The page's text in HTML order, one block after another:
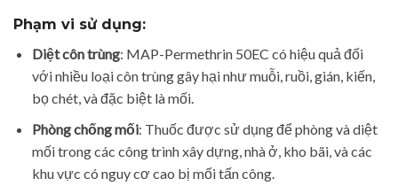
Phạm vi sử dụng:
Diệt côn trùng: MAP-Permethrin 50EC có hiệu quả đối
với nhiều loại côn trùng gây hại như muỗi, ruồi, gián, kiến,
bọ chét, và đặc biệt là mối.
Phòng chống mối: Thuốc được sử dụng để phòng và diệt
mối trong các công trình xây dựng, nhà ở, kho bãi, và các
khu vực có nguy cơ cao bị mối tấn công.